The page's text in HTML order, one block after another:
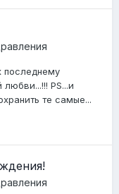
последнему
PS...и
те самые...